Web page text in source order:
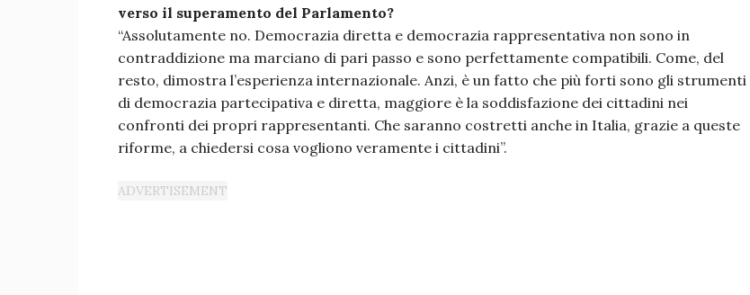
verso il superamento del Parlamento?
“Assolutamente no. Democrazia diretta e democrazia rappresentativa non sono in
contraddizione ma marciano di pari passo e sono perfettamente compatibili. Come, del
resto, dimostra l’esperienza internazionale. Anzi, è un fatto che più forti sono gli strumenti
di democrazia partecipativa e diretta, maggiore è la soddisfazione dei cittadini nei
confronti dei propri rappresentanti. Che saranno costretti anche in Italia, grazie a queste
riforme, a chiedersi cosa vogliono veramente i cittadini”.